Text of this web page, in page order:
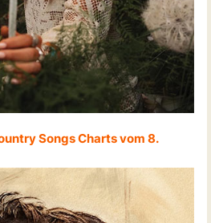
Songs Charts vom 8.